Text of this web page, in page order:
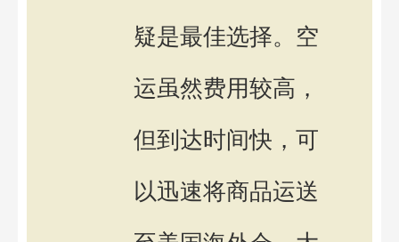
疑是最佳选择。空
运虽然费用较高，
但到达时间快，可
以迅速将商品运送